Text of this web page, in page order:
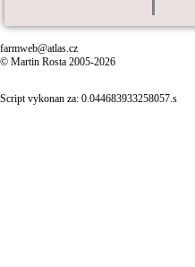
farmweb@atlas.cz
© Martin Rosta 2005-2026
Script vykonan za: 0.044683933258057.s